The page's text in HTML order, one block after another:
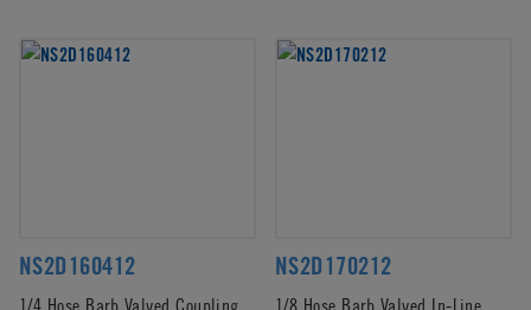
NS2D160412
1/4 Hose Barb Valved Coupling
NS2D170212
1/8 Hose Barb Valved In-Line